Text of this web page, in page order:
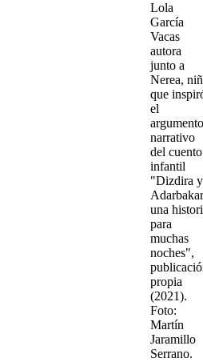
Lola
García
Vacas
autora
junto a
Nerea,
que
el
argumento
narrativo
del cuento
infantil
"Dizdira y
una
para
muchas
noches",
propia
(2021).
Foto:
Martín
Jaramillo
Serrano.